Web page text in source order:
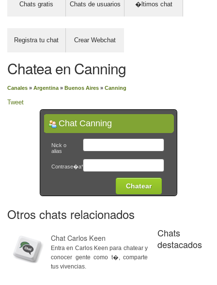
Chats gratis Chats de usuarios �ltimos chat
Registra tu chat Crear Webchat
Chatea en Canning
Canales » Argentina » Buenos Aires » Canning
Tweet
Chat Canning
Nick o
alias
Contrase�a*
Otros chats relacionados
Chat Carlos Keen
Entra en Carlos Keen para chatear y
conocer gente como t�, comparte
tus vivencias.
Chats
destacados